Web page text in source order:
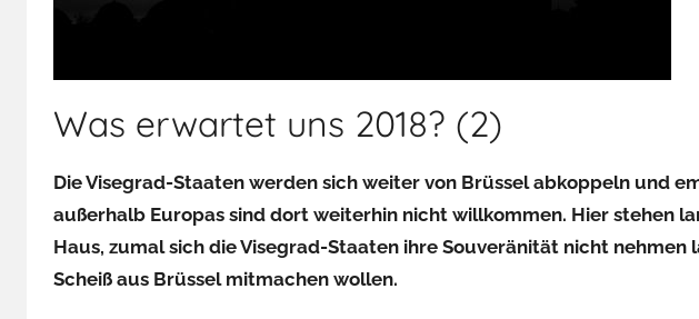
Was erwartet uns 2018? (2)
Die Visegrad-Staaten werden sich weiter von Brüssel abkoppeln und
außerhalb Europas sind dort weiterhin nicht willkommen. Hier stehen
Haus, zumal sich die Visegrad-Staaten ihre Souveränität nicht nehmen
Scheiß aus Brüssel mitmachen wollen.